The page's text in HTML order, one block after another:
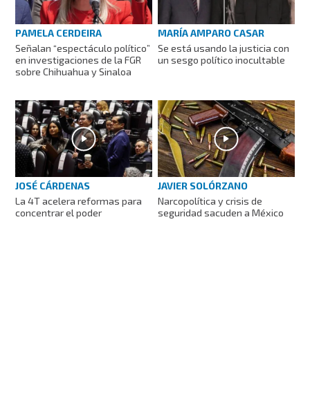
PAMELA CERDEIRA
Señalan “espectáculo político”
en investigaciones de la FGR
sobre Chihuahua y Sinaloa
MARÍA AMPARO CASAR
Se está usando la justicia con
un sesgo político inocultable
JOSÉ CÁRDENAS
La 4T acelera reformas para
concentrar el poder
JAVIER SOLÓRZANO
Narcopolítica y crisis de
seguridad sacuden a México